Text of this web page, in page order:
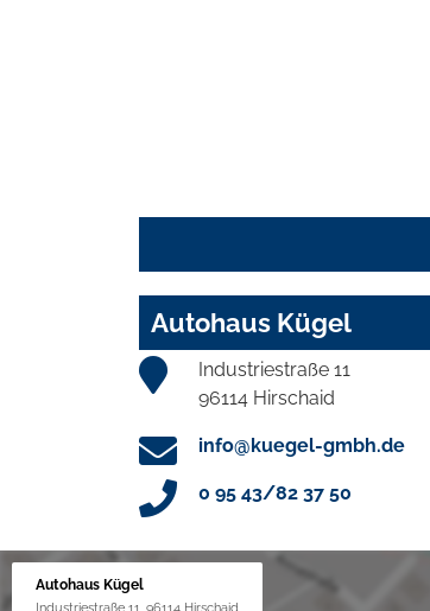
Autohaus Kügel
Industriestraße 11
96114 Hirschaid
info@kuegel-gmbh.de
0 95 43/82 37 50
Autohaus Kügel
Industriestraße 11, 96114 Hirschaid